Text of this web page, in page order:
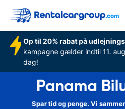
Op til 20% rabat på
kampagne gælder indtil 11.
dag!
Panama
Spar tid og penge. Vi